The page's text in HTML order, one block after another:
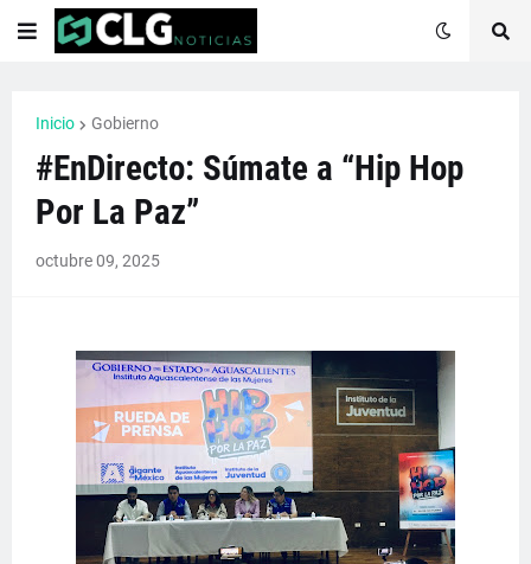
Inicio Gobierno
#EnDirecto: Súmate a “Hip Hop
Por La Paz”
octubre 09, 2025